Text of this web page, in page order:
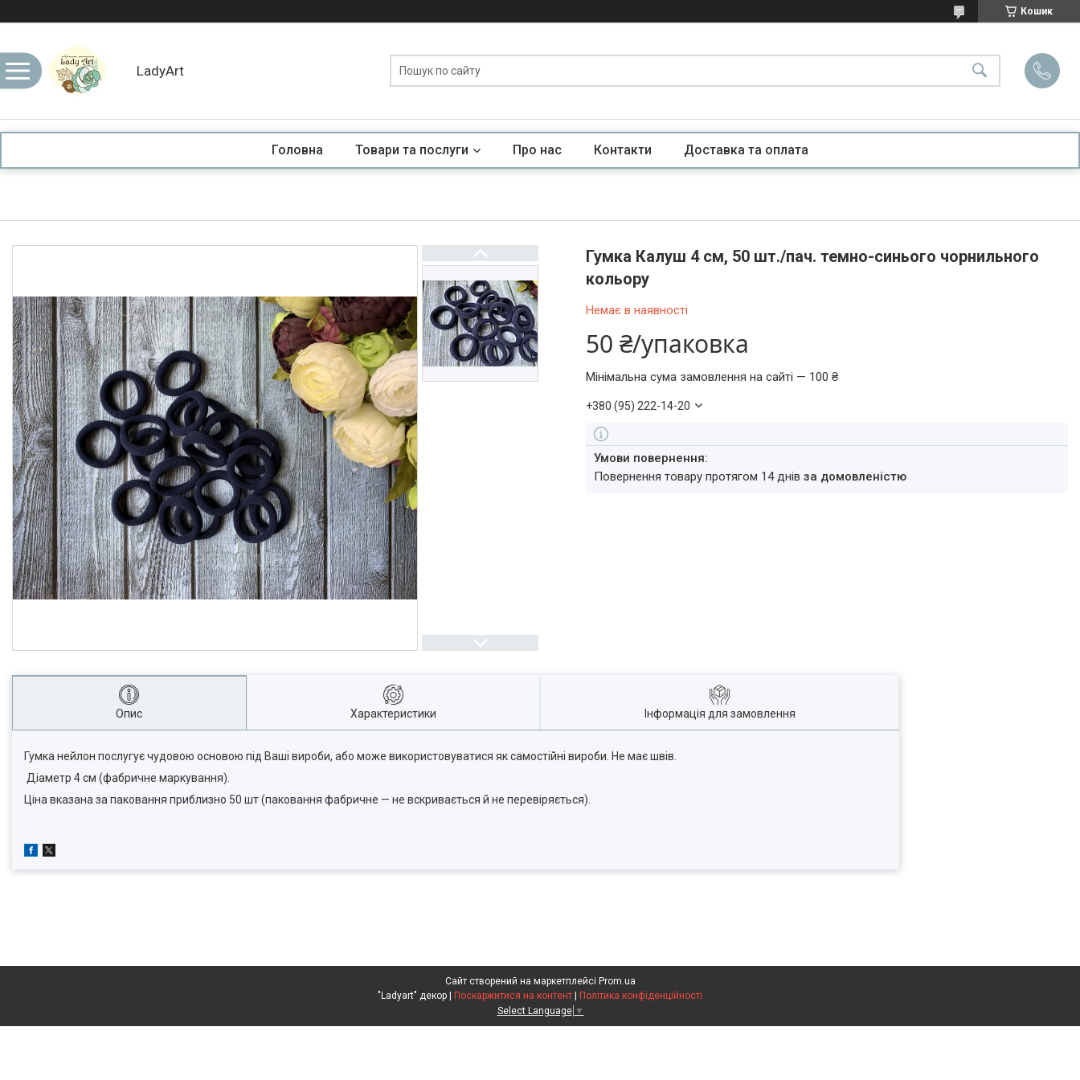
Кошик
LadyArt
Головна Товари та послуги Про нас Контакти Доставка та оплата
Гумка Калуш 4 см, 50 шт./пач. темно-синього чорнильного
кольору
Немає в наявності
50 ₴/упаковка
Мінімальна сума замовлення на сайті — 100 ₴
+380 (95) 222-14-20
повернення товару протягом 14 днівза домовленістю
Опис Характеристики Інформація для замовлення
Гумка нейлон послугує чудовою основою під Ваші вироби, або може використовуватися як самостійні вироби. Не має швів.
Діаметр 4 см (фабричне маркування).
Ціна вказана за паковання приблизно 50 шт (паковання фабричне — не вскривається й не перевіряється).
Сайт створений на маркетплейсі Prom.ua
Поскаржитися на контент
Політика конфіденційності
Select Language ▼